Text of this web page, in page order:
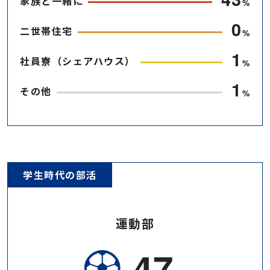
%
二世帯住宅 1%
社員寮（シェアハウス） 2 %
その他 2 %
学生時代の部活
運動部